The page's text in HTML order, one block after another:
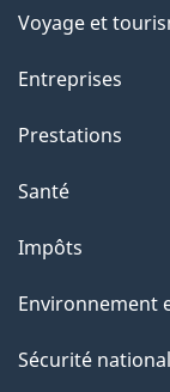
Voyage et
Entreprises
Prestations
Santé
Impôts
Environnement
Sécurité